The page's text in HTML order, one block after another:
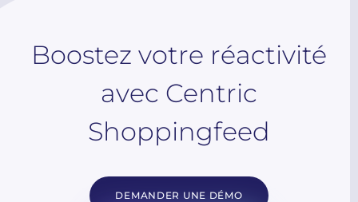
Boostez votre réactivité
avec Centric
Shoppingfeed
DEMANDER UNE DÉMO